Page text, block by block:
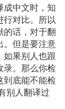
成中文时，知
行对比。所以
的话，对于翻
。但是要注意
如果别人也跟
录。那么你检
到底能不能检
别人翻译过